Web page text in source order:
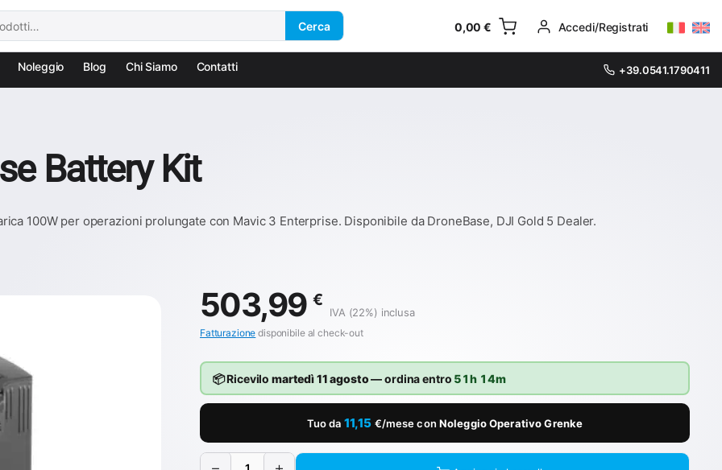
Cerca 0,00€ Accedi/Registrati
Noleggio Blog Chi Siamo Contatti +39.0541.1790411
Battery Kit
100W per operazioni prolungate con Mavic 3 Enterprise. Disponibile da DroneBase, DJI Gold 5 Dealer.
503,99 €
IVA (22%) inclusa
Fatturazione disponibile al check-out
📦 Ricevilo martedì 11 agosto— ordina entro 51h 14m
Tuo da 11,15 €/mese con Noleggio Operativo Grenke